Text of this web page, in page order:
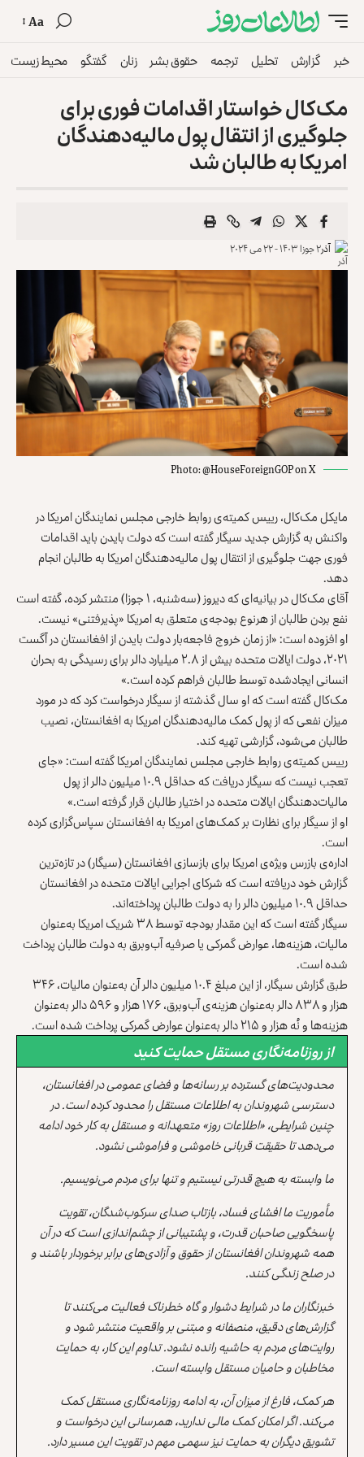
Aa
خبر گزارش تحلیل ترجمه حقوق بشر زنان گفتگو محیط زیست
مک‌کال خواستار اقدامات فوری برای
جلوگیری از انتقال پول مالیه‌دهندگان
امریکا به طالبان شد
آذر۲ جوزا ۱۴۰۳ - ۲۲ می ۲۰۲۴
Photo: @HouseForeignGOP on X
مایکل مک‌کال، رییس کمیته‌ی روابط خارجی مجلس نمایندگان امریکا در
واکنش به گزارش جدید سیگار گفته است که دولت بایدن باید اقدامات
فوری جهت جلوگیری از انتقال پول مالیه‌دهندگان امریکا به طالبان انجام
دهد.
آقای مک‌کال در بیانیه‌ای که دیروز (سه‌شنبه، ۱ جوزا) منتشر کرده، گفته است
نفع بردن طالبان از هرنوع بودجه‌ی متعلق به امریکا «پذیرفتنی» نیست.
او افزوده است: «از زمان خروج فاجعه‌بار دولت بایدن از افغانستان در آگست
۲۰۲۱، دولت ایالات متحده بیش از ۲.۸ میلیارد دالر برای رسیدگی به بحران
انسانی ایجادشده توسط طالبان فراهم کرده است.»
مک‌کال گفته است که او سال گذشته از سیگار درخواست کرد که در مورد
میزان نفعی که از پول کمک مالیه‌دهندگان امریکا به افغانستان، نصیب
طالبان می‌شود، گزارشی تهیه کند.
رییس کمیته‌ی روابط خارجی مجلس نمایندگان امریکا گفته است: «جای
تعجب نیست که سیگار دریافت که حداقل ۱۰.۹ میلیون دالر از پول
مالیات‌دهندگان ایالات متحده در اختیار طالبان قرار گرفته است.»
او از سیگار برای نظارت بر کمک‌های امریکا به افغانستان سپاس‌گزاری کرده
است.
اداره‌ی بازرس ویژه‌ی امریکا برای بازسازی افغانستان (سیگار) در تازه‌ترین
گزارش خود دریافته است که شرکای اجرایی ایالات متحده در افغانستان
حداقل ۱۰.۹ میلیون دالر را به دولت طالبان پرداخته‌اند.
سیگار گفته است که این مقدار بودجه توسط ۳۸ شریک امریکا به‌عنوان
مالیات، هزینه‌ها، عوارض گمرکی یا صرفیه آب‌وبرق به دولت طالبان پرداخت
شده است.
طبق گزارش سیگار، از این مبلغ ۱۰.۴ میلیون دالر آن به‌عنوان مالیات، ۳۴۶
هزار و ۸۳۸ دالر به‌عنوان هزینه‌ی آب‌وبرق، ۱۷۶ هزار و ۵۹۶ دالر به‌عنوان
هزینه‌ها و نُه هزار و ۲۱۵ دالر به‌عنوان عوارض گمرکی پرداخت شده است.
از روزنامه‌نگاری مستقل حمایت کنید
محدودیت‌های گسترده بر رسانه‌ها و فضای عمومی در افغانستان،
دسترسی شهروندان به اطلاعات مستقل را محدود کرده است. در
چنین شرایطی، «اطلاعات روز» متعهدانه و مستقل به کار خود ادامه
می‌دهد تا حقیقت قربانی خاموشی و فراموشی نشود.
ما وابسته به هیچ قدرتی نیستیم و تنها برای مردم می‌نویسیم.
مأموریت ما افشای فساد، بازتاب صدای سرکوب‌شدگان، تقویت
پاسخگویی صاحبان قدرت، و پشتیبانی از چشم‌اندازی است که در آن
همه شهروندان افغانستان از حقوق و آزادی‌های برابر برخوردار باشند و
در صلح زندگی کنند.
خبرنگاران ما در شرایط دشوار و گاه خطرناک فعالیت می‌کنند تا
گزارش‌های دقیق، منصفانه و مبتنی بر واقعیت منتشر شود و
روایت‌های مردم به حاشیه رانده نشود. تداوم این کار، به حمایت
مخاطبان و حامیان مستقل وابسته است.
هر کمک، فارغ از میزان آن، به ادامه روزنامه‌نگاری مستقل کمک
می‌کند. اگر امکان کمک مالی ندارید، همرسانی این درخواست و
تشویق دیگران به حمایت نیز سهمی مهم در تقویت این مسیر دارد.